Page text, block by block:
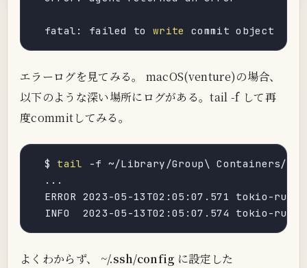
  fatal: failed to
write commit object
エラーログを見てみる。 macOS(venture)の場合、
以下のような深い場所にログがある。tail -f して再
度commitしてみる。
  $
tail -f ~/Library/Group\ Containers/
.. .
ERROR 2023-05-13T02:05:07.571 tokio-
INFO  2023-05-13T02:05:07.574 tokio-
よくわからず、 ~/.ssh/config に設定した